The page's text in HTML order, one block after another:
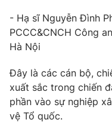
Giải sao mai
Chất lượng cuộc sống
Tuyển sinh
Học trực tuyến
Công nghệ
Hitech Công nghệ
Sản phẩm
Thị trường
Giao lưu trực tuyến
Lịch phát sóng
- Hạ sĩ Nguyễn Đình
PCCC&CNCH Công
Hà Nội
Đây là các cán bộ,
xuất sắc trong chiến
phần vào sự nghiệp
vệ Tổ quốc.